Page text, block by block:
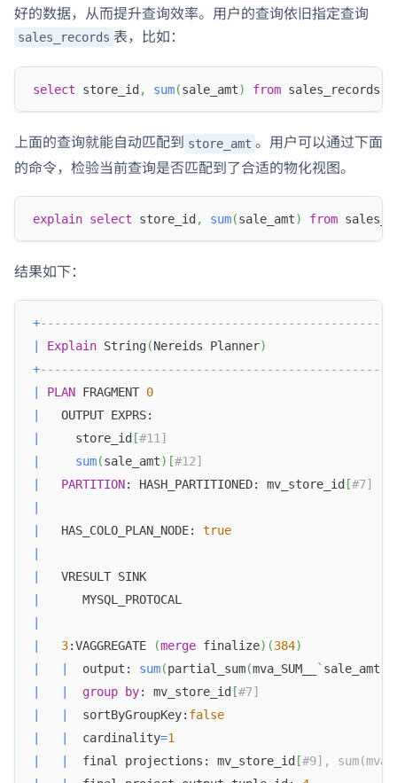
好的数据，从而提升查询效率。用户的查询依旧指定查询
sales_records 表，比如：
select store_id , sum(sale_amt) from sales_records
上面的查询就能自动匹配到 store_amt 。用户可以通过下面
的命令，检验当前查询是否匹配到了合适的物化视图。
explain select store_id , sum(sale_amt) from
结果如下：
+
Explain String(Nereids Planner)
+
PLAN FRAGMENT 0
OUTPUT
     store_id
[#11]
sum(sale_amt) [#12]
PARTITION: HASH_PARTITIONED: mv_store_id [#7]
   HAS_COLO_PLAN_NODE:
true
VRESULT
3:VAGGREGATE (merge finalize) (384)
  output:
sum(partial_sum(mva_SUM__ ` sale_amt
group by: mv_store_id [#7]
  sortByGroupKey:
false
  cardinality
=1
  final projections: mv_store_id
[#9],